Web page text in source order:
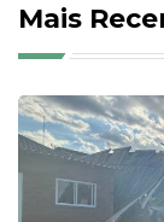
Mais